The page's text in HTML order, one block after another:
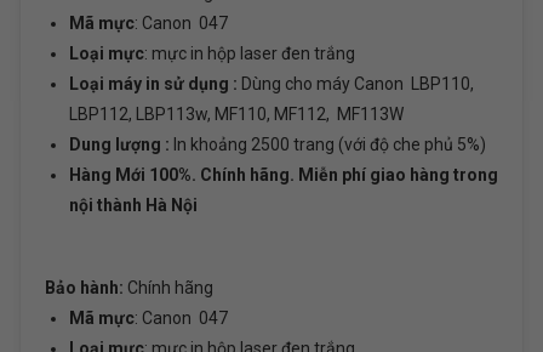
Mã mực: Canon 047
Loại mực: mực in hộp laser đen trắng
Loại máy in sử dụng : Dùng cho máy Canon LBP110,
LBP112, LBP113w, MF110, MF112, MF113W
Dung lượng : In khoảng 2500 trang (với độ che phủ 5%)
Hàng Mới 100%. Chính hãng. Miễn phí giao hàng trong
nội thành Hà Nội
Bảo hành: Chính hãng
Mã mực: Canon 047